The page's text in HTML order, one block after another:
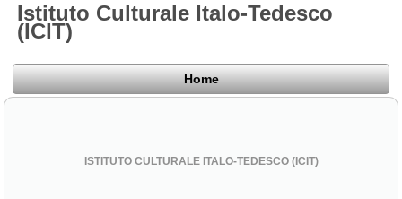
Istituto Culturale Italo-Tedesco
(ICIT)
Home
ISTITUTO CULTURALE ITALO-TEDESCO (ICIT)